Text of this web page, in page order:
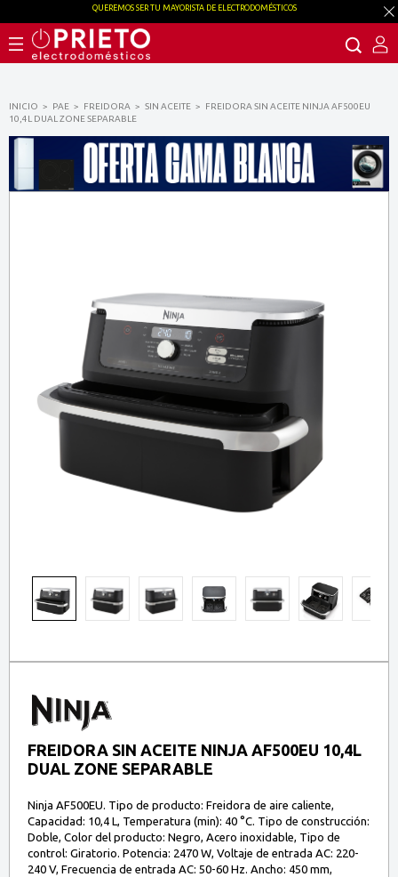
INICIO PAE FREIDORA SIN ACEITE
FREIDORA SIN ACEITE NINJA AF500EU
10,4L DUAL ZONE SEPARABLE
FREIDORA SIN ACEITE NINJA AF500EU 10,4L
DUAL ZONE SEPARABLE
Ninja AF500EU. Tipo de producto: Freidora de aire caliente,
Capacidad: 10,4 L, Temperatura (min): 40 °C. Tipo de construcción:
Doble, Color del producto: Negro, Acero inoxidable, Tipo de
control: Giratorio. Potencia: 2470 W, Voltaje de entrada AC: 220-
240 V, Frecuencia de entrada AC: 50-60 Hz. Ancho: 450 mm,
QUEREMOS SER TU MAYORISTA DE ELECTRODOMÉSTICOS